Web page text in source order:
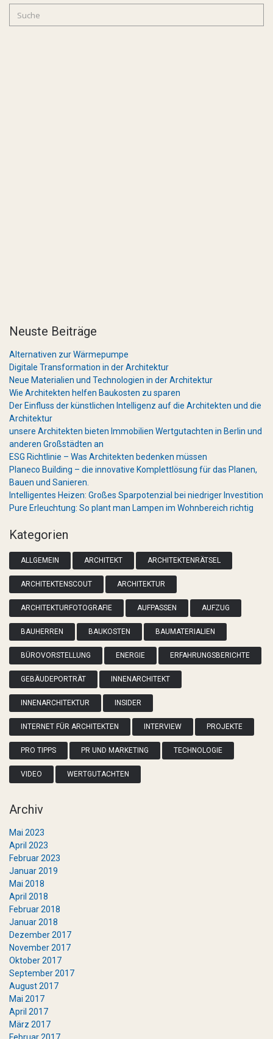
Neuste Beiträge
Alternativen zur Wärmepumpe
Digitale Transformation in der Architektur
Neue Materialien und Technologien in der Architektur
Wie Architekten helfen Baukosten zu sparen
Der Einfluss der künstlichen Intelligenz auf die Architekten und die
Architektur
unsere Architekten bieten Immobilien Wertgutachten in Berlin und
anderen Großstädten an
ESG Richtlinie – Was Architekten bedenken müssen
Planeco Building – die innovative Komplettlösung für das Planen,
Bauen und Sanieren.
Intelligentes Heizen: Großes Sparpotenzial bei niedriger Investition
Pure Erleuchtung: So plant man Lampen im Wohnbereich richtig
Kategorien
ALLGEMEIN ARCHITEKT ARCHITEKTENRÄTSEL
ARCHITEKTENSCOUT ARCHITEKTUR
ARCHITEKTURFOTOGRAFIE AUFPASSEN AUFZUG
BAUHERREN BAUKOSTEN BAUMATERIALIEN
BÜROVORSTELLUNG ENERGIE ERFAHRUNGSBERICHTE
GEBÄUDEPORTRÄT INNENARCHITEKT
INNENARCHITEKTUR INSIDER
INTERNET FÜR ARCHITEKTEN INTERVIEW PROJEKTE
PRO TIPPS PR UND MARKETING TECHNOLOGIE
VIDEO WERTGUTACHTEN
Archiv
Mai 2023
April 2023
Februar 2023
Januar 2019
Mai 2018
April 2018
Februar 2018
Januar 2018
Dezember 2017
November 2017
Oktober 2017
September 2017
August 2017
Mai 2017
April 2017
März 2017